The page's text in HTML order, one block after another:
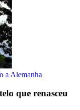
a Alemanha
que renasceu